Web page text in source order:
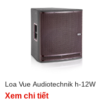
Loa Vue Audiotechnik h-12W
Xem chi tiết